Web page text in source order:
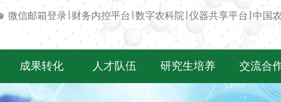
微信邮箱登录 ∣财务内控平台 ∣ 数字农科院 ∣仪器共享平台 ∣中国
成果转化 人才队伍 研究生培养 交流合